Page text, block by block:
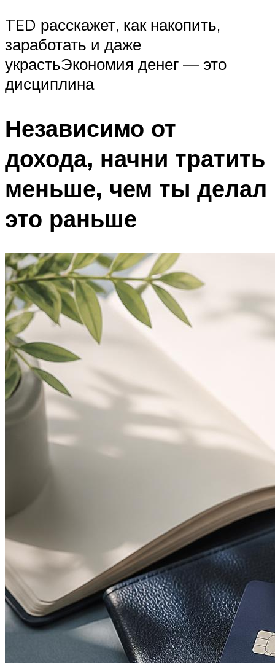
TED расскажет, как накопить,
заработать и даже
украстьЭкономия денег — это
дисциплина
Независимо от
дохода, начни тратить
меньше, чем ты делал
это раньше